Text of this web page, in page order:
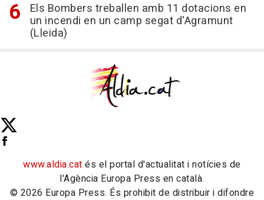
Els Bombers treballen amb 11 dotacions en
un incendi en un camp segat d'Agramunt
(Lleida)
www.aldia.cat és el portal d'actualitat i notícies de
l'Agència Europa Press en català.
© 2026 Europa Press. És prohibit de distribuir i difondre